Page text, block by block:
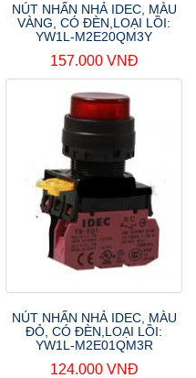
NÚT NHẤN NHẢ IDEC, MÀU
VÀNG, CÓ ĐÈN,LOẠI LỒI:
YW1L-M2E20QM3Y
157.000 VNĐ
NÚT NHẤN NHẢ IDEC, MÀU
ĐỎ, CÓ ĐÈN,LOẠI LỒI:
YW1L-M2E01QM3R
124.000 VNĐ